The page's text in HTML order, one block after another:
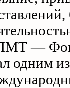
—
одним